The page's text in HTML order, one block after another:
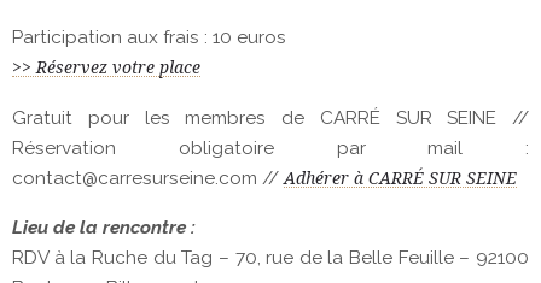
Participation aux frais : 10 euros
>> Réservez votre place
Gratuit pour les membres de CARRÉ SUR SEINE //
Réservation obligatoire par mail :
contact@carresurseine.com //Adhérer à CARRÉ SUR SEINE
Lieu de la rencontre :
RDV à la Ruche du Tag – 70, rue de la Belle Feuille – 92100